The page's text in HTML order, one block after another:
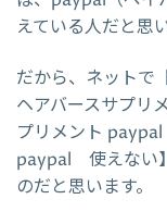
えている人だと思
だから、ネットで
ヘアバースサプリ
プリメント
paypal 使えない
のだと思います。